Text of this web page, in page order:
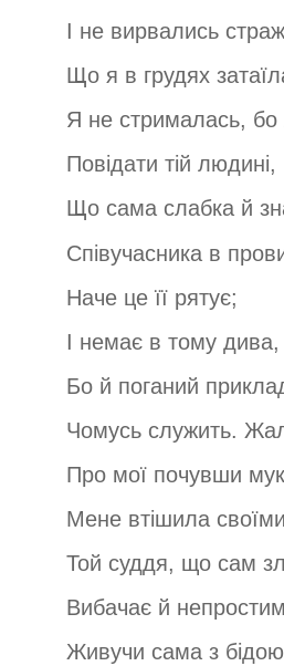
І не вирвались
Що я в грудях
Я не стрималась, бо
Повідати тій людині,
Що сама слабка й
Співучасника в
Наче це її рятує;
І немає в тому дива,
Бо й поганий
Чомусь служить.
Про мої почувши
Мене втішила
Той суддя, що сам
Вибачає й
Живучи сама з